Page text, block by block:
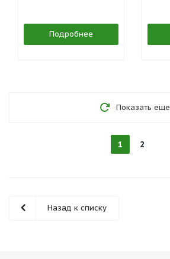
Подробнее
Показать еще
1 2
Назад к списку